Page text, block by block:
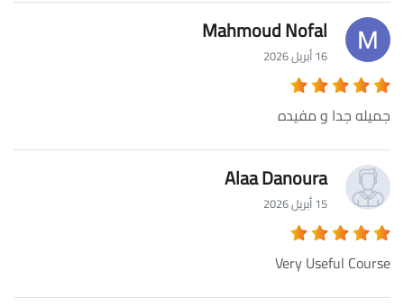
Mahmoud Nofal
16 أبريل 2026
جميله جدا و مفيده
Alaa Danoura
15 أبريل 2026
Very Useful Course